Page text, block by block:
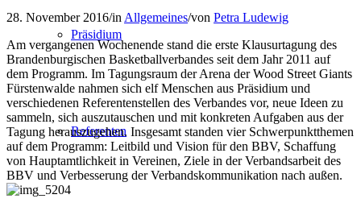
Präsidium
Referenten
28. November 2016/in Allgemeines/von Petra Ludewig
Am vergangenen Wochenende stand die erste Klausurtagung des
Brandenburgischen Basketballverbandes seit dem Jahr 2011 auf
dem Programm. Im Tagungsraum der Arena der Wood Street Giants
Fürstenwalde nahmen sich elf Menschen aus Präsidium und
verschiedenen Referentenstellen des Verbandes vor, neue Ideen zu
sammeln, sich auszutauschen und mit konkreten Aufgaben aus der
Tagung herauszugehen. Insgesamt standen vier Schwerpunktthemen
auf dem Programm: Leitbild und Vision für den BBV, Schaffung
von Hauptamtlichkeit in Vereinen, Ziele in der Verbandsarbeit des
BBV und Verbesserung der Verbandskommunikation nach außen.